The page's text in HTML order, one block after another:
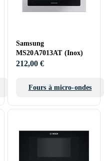
Samsung
MS20A7013AT (Inox)
212,00 €
Fours à micro-ondes